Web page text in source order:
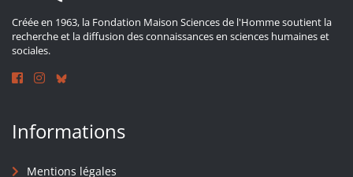
Créée en 1963, la Fondation Maison Sciences de l'Homme soutient la
recherche et la diffusion des connaissances en sciences humaines et
sociales.
Informations
Mentions légales